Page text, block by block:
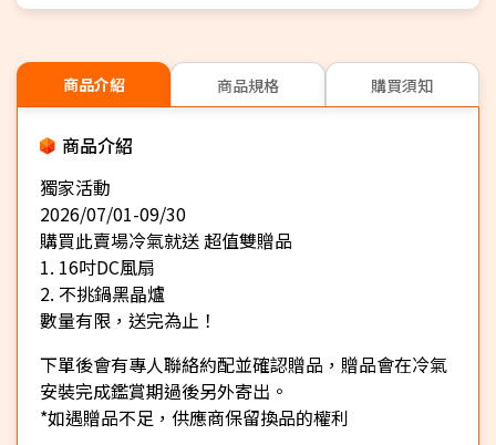
商品介紹 商品規格 購買須知
商品介紹
獨家活動
2026/07/01-09/30
購買此賣場冷氣就送 超值雙贈品
1. 16吋DC風扇
2. 不挑鍋黑晶爐
數量有限，送完為止！
下單後會有專人聯絡約配並確認贈品，贈品會在冷氣
安裝完成鑑賞期過後另外寄出。
*如遇贈品不足，供應商保留換品的權利